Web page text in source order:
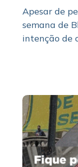
Apesar de
semana de
intenção de